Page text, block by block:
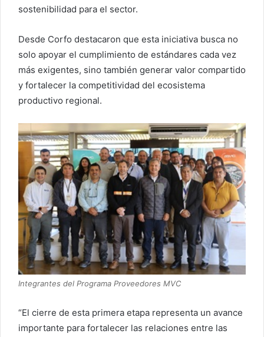
sostenibilidad para el sector.
Desde Corfo destacaron que esta iniciativa busca no
solo apoyar el cumplimiento de estándares cada vez
más exigentes, sino también generar valor compartido
y fortalecer la competitividad del ecosistema
productivo regional.
Integrantes del Programa Proveedores MVC
“El cierre de esta primera etapa representa un avance
importante para fortalecer las relaciones entre las